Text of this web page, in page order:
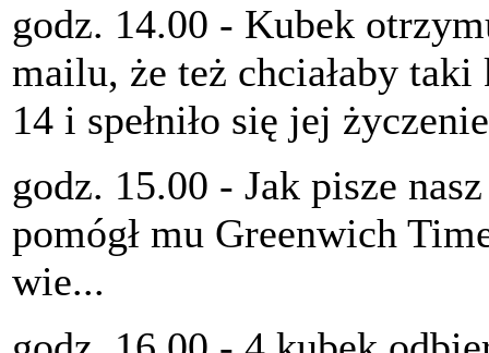
godz. 14.00 - Kubek
mailu, że też chciałaby
14 i spełniło się jej życzenie
godz. 15.00 - Jak pisze
pomógł mu Greenwich
wie...